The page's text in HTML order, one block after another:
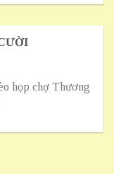
họp chợ Thương